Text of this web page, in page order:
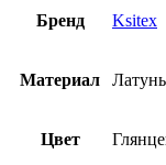
Бренд Ksitex
Материал Латунь
Цвет